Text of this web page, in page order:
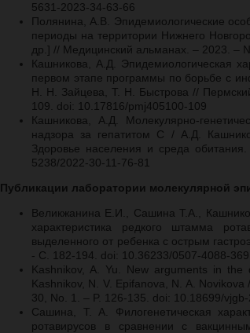
5631-2023-34-63-66
Полянина, А.В. Эпидемиологические
периоды на территории Нижнего
др.] // Медицинский альманах. – 2023. –
Кашникова, А.Д. Эпидемиологическая
первом этапе программы по борьбе с
Н. Н. Зайцева, Т. Н. Быстрова //
109. doi: 10.17816/pmj405100-109
Кашникова, А.Д. Молекулярно-
надзора за гепатитом С / А.Д.
Здоровье населения и среда
5238/2022-30-11-76-81
Публикации лаборатории молекулярной
Великжанина Е.И., Сашина Т.А.,
характеристика редкого штамма
выделенного от ребенка с острым
- C. 182-194. doi: 10.36233/0507-4088-369
Kashnikov, A. Yu. New arguments in
Kashnikov, N. V. Epifanova, N. A.
30, No. 1. – P. 126-135. doi: 10.18699/
Сашина, Т. А. Филогенетическая
ротавирусов в сравнении с